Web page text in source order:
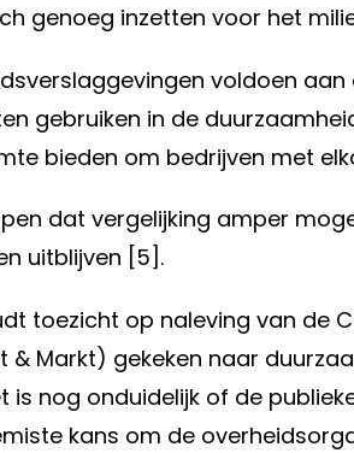
genoeg inzetten voor het
voldoen
gebruiken in de
bieden om bedrijven met
dat vergelijking amper
uitblijven [5].
toezicht op naleving van de
Markt) gekeken naar
is nog onduidelijk of de
kans om de